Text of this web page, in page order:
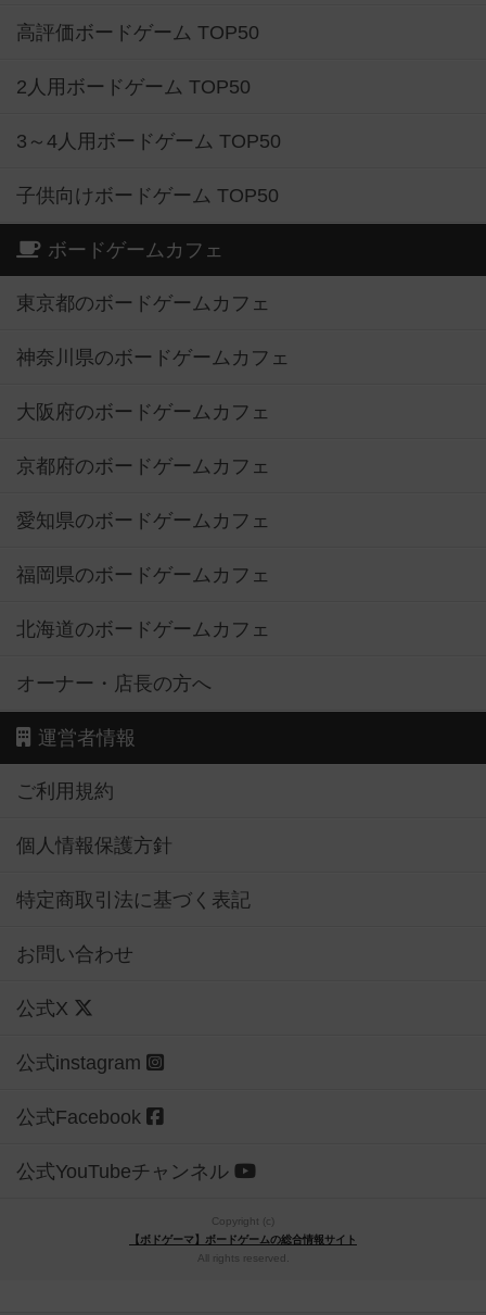
高評価ボードゲーム TOP50
2人用ボードゲーム TOP50
3～4人用ボードゲーム TOP50
子供向けボードゲーム TOP50
ボードゲームカフェ
東京都のボードゲームカフェ
神奈川県のボードゲームカフェ
大阪府のボードゲームカフェ
京都府のボードゲームカフェ
愛知県のボードゲームカフェ
福岡県のボードゲームカフェ
北海道のボードゲームカフェ
オーナー・店長の方へ
運営者情報
ご利用規約
個人情報保護方針
特定商取引法に基づく表記
お問い合わせ
公式X
公式instagram
公式Facebook
公式YouTubeチャンネル
Copyright (c)
【ボドゲーマ】ボードゲームの総合情報サイト
All rights reserved.